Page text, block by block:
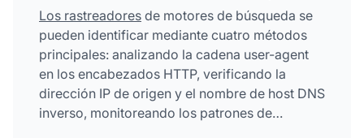
Los rastreadores de motores de búsqueda se
pueden identificar mediante cuatro métodos
principales: analizando la cadena user-agent
en los encabezados HTTP, verificando la
dirección IP de origen y el nombre de host DNS
inverso, monitoreando los patrones de